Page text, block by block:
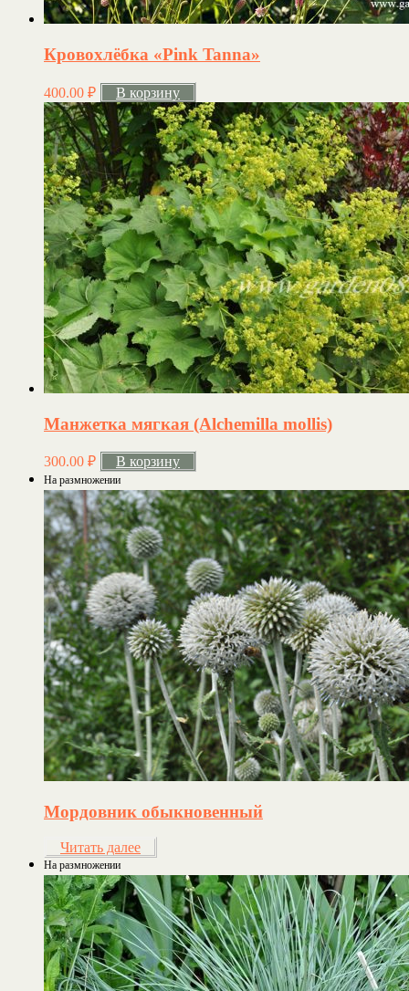
Кровохлёбка «Pink Tanna»
400.00 ₽ В корзину
Манжетка мягкая (Alchemilla mollis)
300.00 ₽ В корзину
На размножении
Мордовник обыкновенный
Читать далее
На размножении